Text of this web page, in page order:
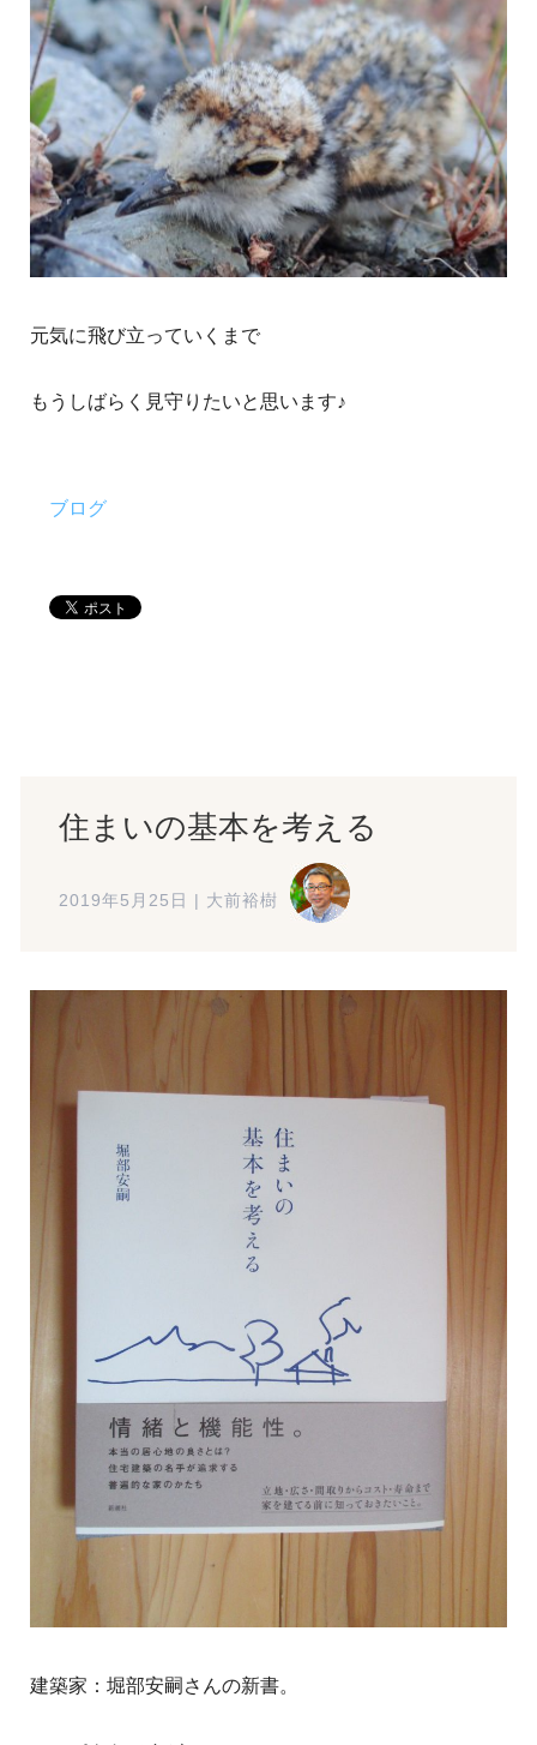
元気に飛び立っていくまで
もうしばらく見守りたいと思います♪
ブログ
住まいの基本を考える
2019年5月25日 大前裕樹
建築家：堀部安嗣さんの新書。